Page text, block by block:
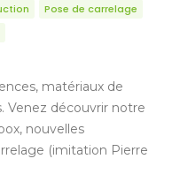
Pose de carrelage
matériaux de
Venez découvrir notre
nouvelles
(imitation Pierre